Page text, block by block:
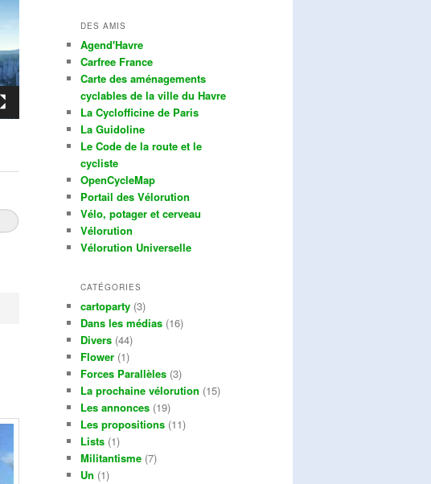
DES AMIS
Agend'Havre
Carfree France
Carte des aménagements
cyclables de la ville du Havre
La Cyclofficine de Paris
La Guidoline
Le Code de la route et le
cycliste
OpenCycleMap
Portail des Vélorution
Vélo, potager et cerveau
Vélorution
Vélorution Universelle
CATÉGORIES
cartoparty (3)
Dans les médias (16)
Divers (44)
Flower (1)
Forces Parallèles (3)
La prochaine vélorution (15)
Les annonces (19)
Les propositions (11)
Lists (1)
Militantisme (7)
Un (1)